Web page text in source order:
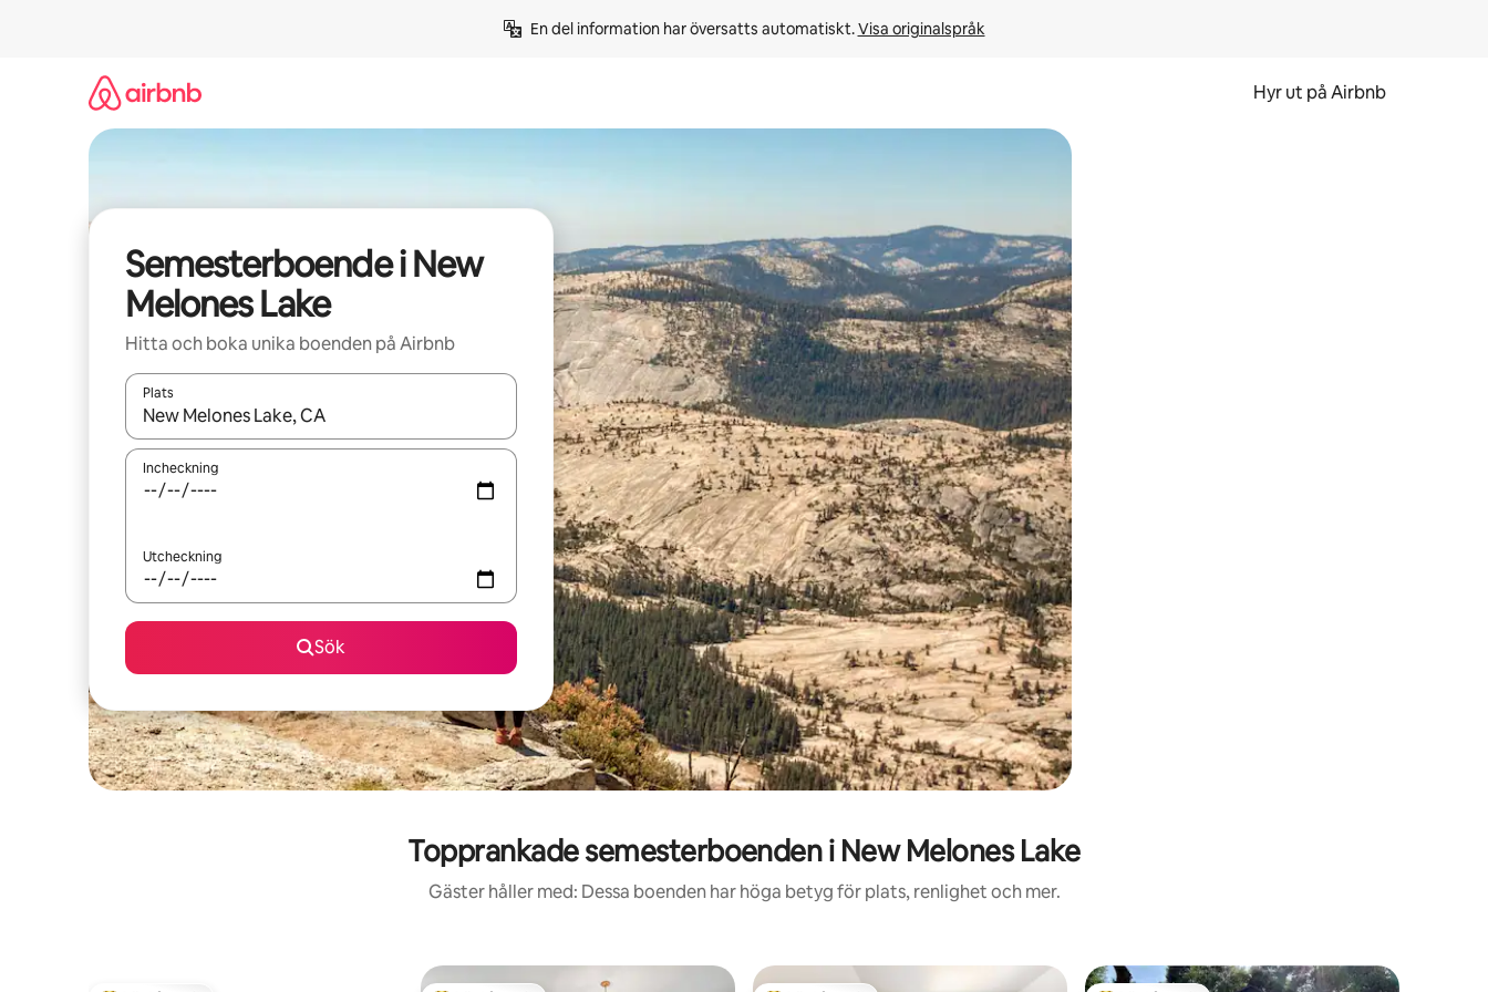
En del information har översatts automatiskt. Visa originalspråk
Hyr ut på Airbnb
Semesterboende i New
Melones Lake
Hitta och boka unika boenden på Airbnb
Plats
När resultaten är tillgängliga kan du navigera med upp- och nedåtpilarna eller utforska genom att trycka eller svepa.
Incheckning
Utcheckning
Sök
Topprankade semesterboenden i New Melones Lake
Gäster håller med: Dessa boenden har höga betyg för plats, renlighet och mer.